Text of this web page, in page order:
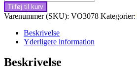
strømvagt
12V/
24V
DC,
Votronic
Protector
100
A
Tilføj til kurv
Varenummer (SKU): VO3078 Kategorier:
Beskrivelse
Yderligere information
Beskrivelse